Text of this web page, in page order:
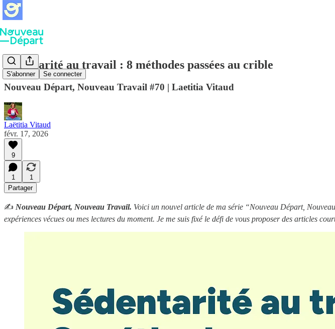
S'abonner Se connecter
Sédentarité au travail : 8 méthodes passées au crible
Nouveau Départ, Nouveau Travail #70 | Laetitia Vitaud
Laëtitia Vitaud
févr. 17, 2026
9
1
1
Partager
✍️ Nouveau Départ, Nouveau Travail. Voici un nouvel article de ma série “Nouveau Départ,
expériences vécues ou mes lectures du moment. Je me suis fixé le défi de vous proposer des articles